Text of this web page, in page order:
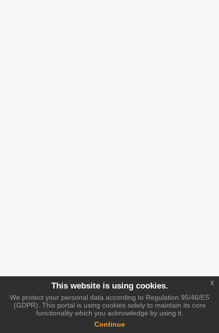
This website is using cookies.
We protect your personal data according to Regulation 95/46/ES
(GDPR). This portal is using cookies solely to maintain its core
functionality which you acknowledge by using it.
Continue
x